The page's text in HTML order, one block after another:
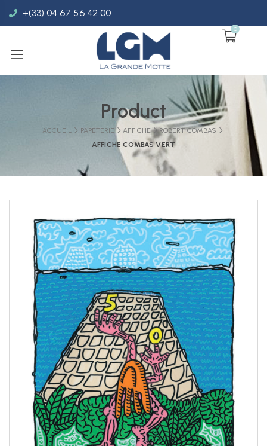
+(33) 04 67 56 42 00
0
Product
ACCUEIL PAPETERIE AFFICHE
ROBERT COMBAS
AFFICHE COMBAS VERT